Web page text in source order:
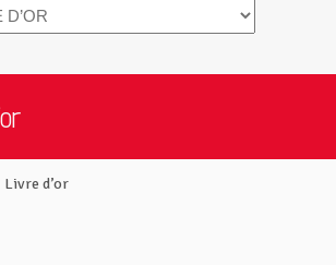
Livre d’or